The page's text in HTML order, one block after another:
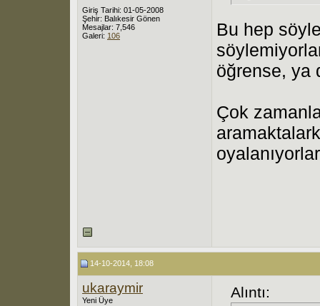
Giriş Tarihi: 01-05-2008
Şehir: Balıkesir Gönen
Mesajlar: 7,546
Galeri: 106
Bu hep
öğrense, ya
Çok
14-10-2014, 18:08
ukaraymir
Yeni Üye
Alıntı: